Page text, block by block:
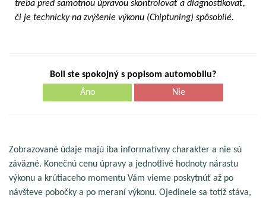
treba pred samotnou úpravou skontrolovať a diagnostikovať,
či je technicky na zvýšenie výkonu (Chiptuning) spôsobilé.
Boli ste spokojný s popisom automobilu?
Áno
Nie
Zobrazované údaje majú iba informatívny charakter a nie sú
záväzné. Konečnú cenu úpravy a jednotlivé hodnoty nárastu
výkonu a krútiaceho momentu Vám vieme poskytnúť až po
návšteve pobočky a po meraní výkonu. Ojedinele sa totiž stáva,